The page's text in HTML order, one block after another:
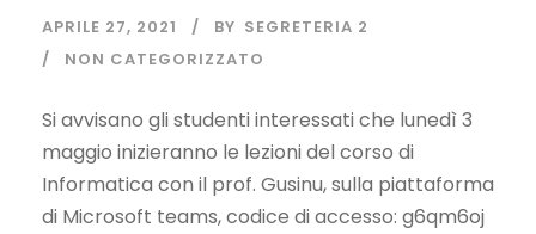
APRILE 27, 2021 BY SEGRETERIA 2
NON CATEGORIZZATO
Si avvisano gli studenti interessati che lunedì 3
maggio inizieranno le lezioni del corso di
Informatica con il prof. Gusinu, sulla piattaforma
di Microsoft teams, codice di accesso: g6qm6oj